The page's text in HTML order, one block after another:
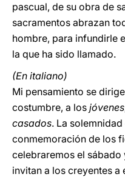
pascual, de su obra de
sacramentos abrazan
hombre, para infundirle
la que ha sido llamado.
(En italiano)
Mi pensamiento se
costumbre, a los jóvenes
casados. La
conmemoración de los
celebraremos el
invitan a los creyentes a